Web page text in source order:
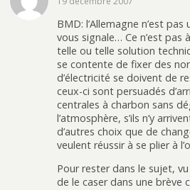
BMD: l’Allemagne n’est
vous signale… Ce n’est pas
telle ou telle solution
se contente de fixer des
d’électricité se doivent de
ceux-ci sont persuadés
centrales à charbon sans
l’atmosphère, s’ils n’y
d’autres choix que de
veulent réussir à se plier à
Pour rester dans le sujet,
de le caser dans une brève